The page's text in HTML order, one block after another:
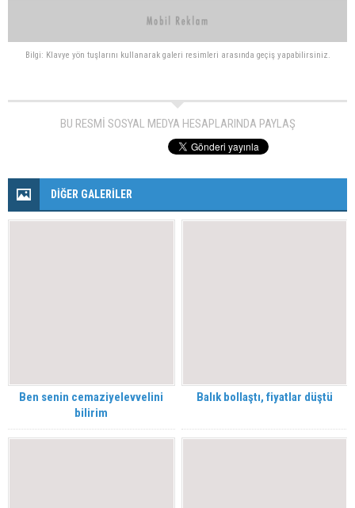
Bilgi: Klavye yön tuşlarını kullanarak galeri resimleri arasında geçiş yapabilirsiniz.
BU RESMİ SOSYAL MEDYA HESAPLARINDA PAYLAŞ
DİĞER GALERİLER
Ben senin cemaziyelevvelini
bilirim
Balık bollaştı, fiyatlar düştü